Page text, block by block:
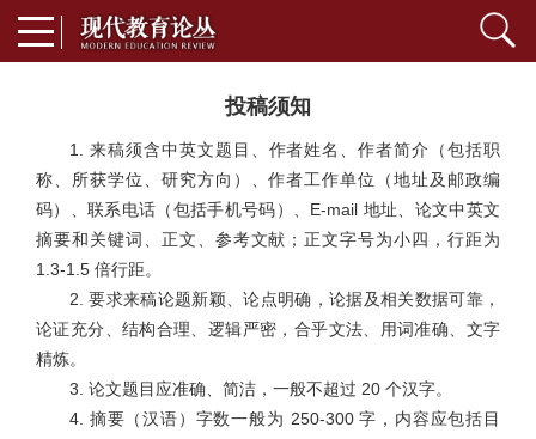
投稿须知
1. 来稿须含中英文题目、作者姓名、作者简介（包括职
称、所获学位、研究方向）、作者工作单位（地址及邮政编
码）、联系电话（包括手机号码）、E-mail 地址、论文中英文
摘要和关键词、正文、参考文献；正文字号为小四，行距为
1.3-1.5 倍行距。
2. 要求来稿论题新颖、论点明确，论据及相关数据可靠，
论证充分、结构合理、逻辑严密，合乎文法、用词准确、文字
精炼。
3. 论文题目应准确、简洁，一般不超过 20 个汉字。
4. 摘要（汉语）字数一般为 250-300 字，内容应包括目